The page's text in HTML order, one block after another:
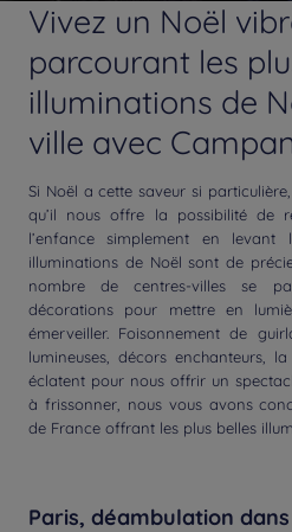
Vivez un Noël
parcourant les
illuminations de
ville avec
Si Noël a cette saveur si
qu’il nous offre la possibilité de
l’enfance simplement en
illuminations de Noël sont de
nombre de centres-villes se
décorations pour mettre en
émerveiller. Foisonnement de
lumineuses, décors enchanteurs,
éclatent pour nous offrir un
à frissonner, nous vous avons
de France offrant les plus belles
Paris, déambulation